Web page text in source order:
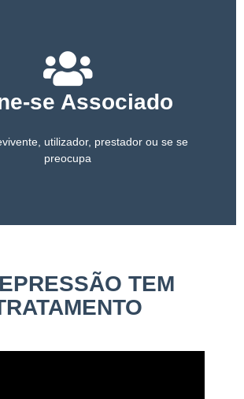
se Associado
utilizador, prestador ou se se
preocupa
TEM